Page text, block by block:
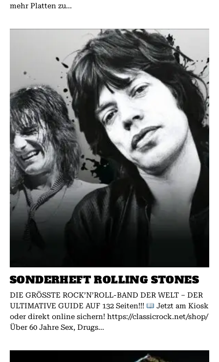
mehr Platten zu...
SONDERHEFT ROLLING STONES
DIE GRÖSSTE ROCK’N’ROLL-BAND DER WELT – DER
ULTIMATIVE GUIDE AUF 132 Seiten!!!
Jetzt am Kiosk
oder direkt online sichern! https://classicrock.net/shop/
Über 60 Jahre Sex, Drugs...